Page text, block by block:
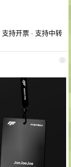
持开票 · 支持中转
2